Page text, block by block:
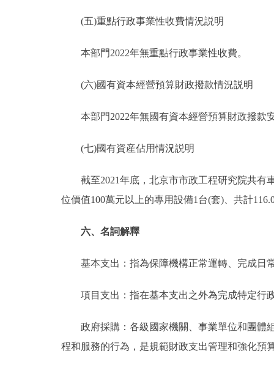
(五)重點行政事業性收費情況説明
本部門2022年無重點行政事業性收費。
(六)國有資本經營預算財政撥款情況説明
本部門2022年無國有資本經營預算財政撥款
(七)國有資産佔用情況説明
截至2021年底，北京市市政工程研究院共有車
位價值100萬元以上的專用設備1台(套)、共計
六、名詞解釋
基本支出：指為保障機構正常運轉、完成日
項目支出：指在基本支出之外為完成特定行
政府採購：各級國家機關、事業單位和團體組
程和服務的行為，是規範財政支出管理和強化預